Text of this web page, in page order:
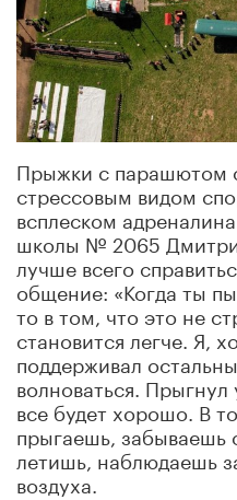
Прыжки с парашютом
стрессовым видом
всплеском
школы № 2065
лучше всего
общение: «Когда ты
то в том, что это не
становится легче. Я,
поддерживал
волноваться.
все будет хорошо. В
прыгаешь, забываешь
летишь, наблюдаешь
воздуха.